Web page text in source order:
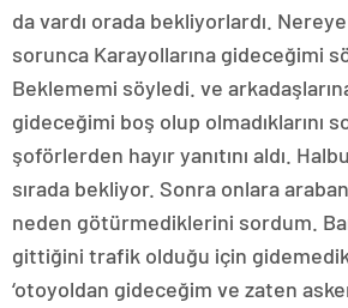
da vardı orada bekliyorlardı.
sorunca Karayollarına gideceğimi
Beklememi söyledi. ve
gideceğimi boş olup olmadıklarını
şoförlerden hayır yanıtını aldı.
sırada bekliyor. Sonra onlara
neden götürmediklerini sordum.
gittiğini trafik olduğu için
‘otoyoldan gideceğim ve zaten